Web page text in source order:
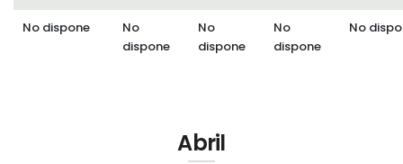
No dispone
No
dispone
No
dispone
No
dispone
No
Abril